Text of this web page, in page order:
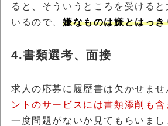
ると、そういうところを受ける
いるので、 嫌なものは嫌とはっ
4.書類選考、面接
求人の応募に履歴書は欠かせませ
ントのサービスには書類添削も
一度問題がないか見てもらいまし